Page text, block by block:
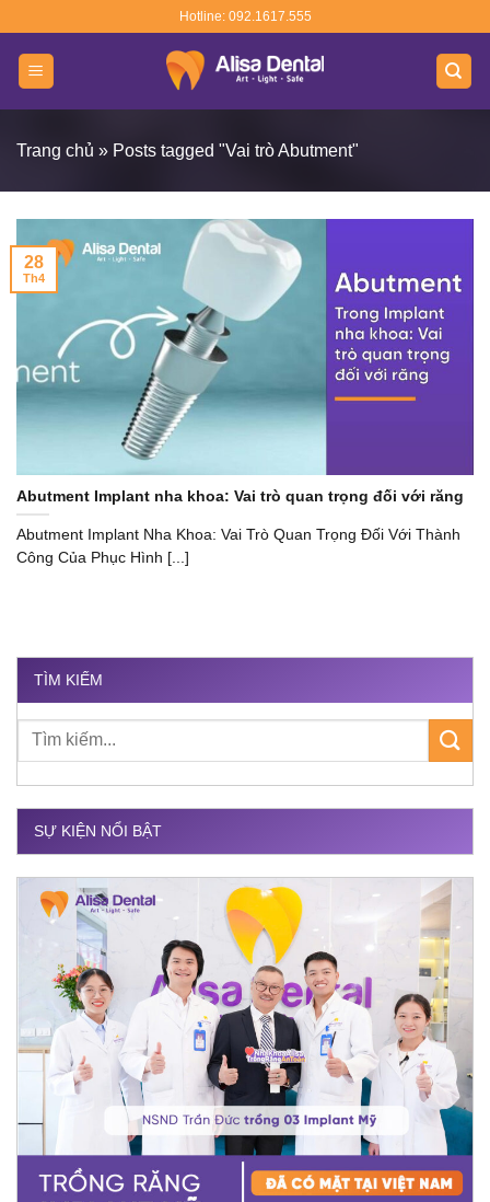
content
Hotline: 092.1617.555
Trang chủ » Posts tagged "Vai trò Abutment"
Abutment Implant nha khoa: Vai trò quan trọng đối với răng
Abutment Implant Nha Khoa: Vai Trò Quan Trọng Đối Với Thành
Công Của Phục Hình [...]
28
Th4
TÌM KIẾM
SỰ KIỆN NỔI BẬT